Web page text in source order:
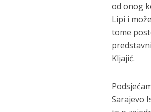
od onog
Lipi i
tome
Kljajić.
Sarajevo